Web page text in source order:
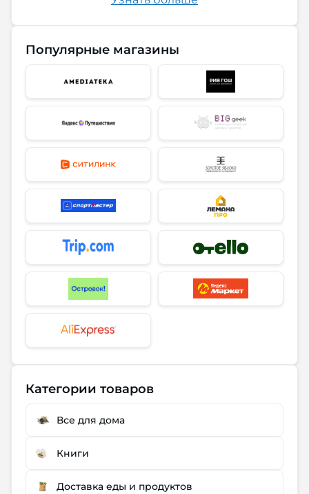
Популярные магазины
Категории товаров
Все для дома
Книги
Доставка еды и продуктов